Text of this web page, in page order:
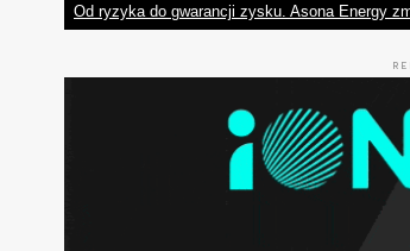
Od ryzyka do gwarancji zysku. Asona Energy